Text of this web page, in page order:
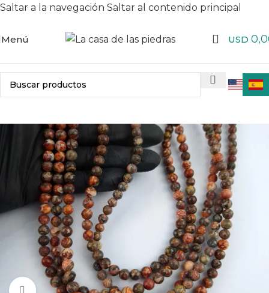
Saltar a la navegación Saltar al contenido principal
Menú USD
Haga clic para ampliar